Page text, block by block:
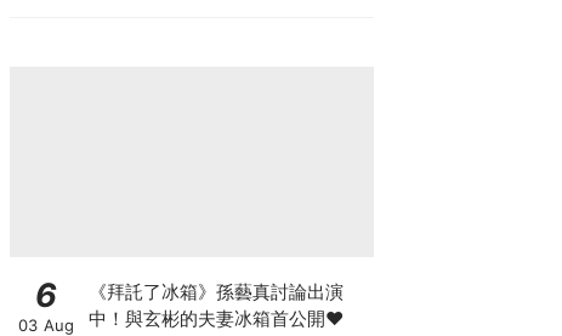
6
03 Aug
《拜託了冰箱》孫藝真討論出演
中！與玄彬的夫妻冰箱首公開♥